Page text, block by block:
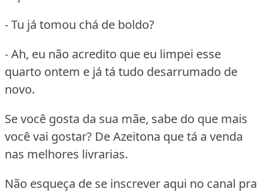
- Tu já tomou chá de boldo?
- Ah, eu não acredito que eu limpei esse
quarto ontem e já tá tudo desarrumado de
novo.
Se você gosta da sua mãe, sabe do que mais
você vai gostar? De Azeitona que tá a venda
nas melhores livrarias.
Não esqueça de se inscrever aqui no canal pra